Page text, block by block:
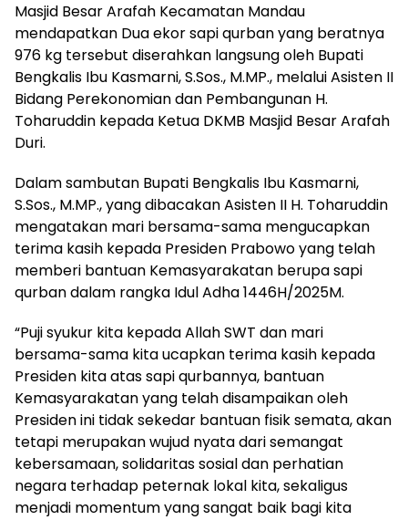
Masjid Besar Arafah Kecamatan Mandau
mendapatkan Dua ekor sapi qurban yang beratnya
976 kg tersebut diserahkan langsung oleh Bupati
Bengkalis Ibu Kasmarni, S.Sos., M.MP., melalui Asisten II
Bidang Perekonomian dan Pembangunan H.
Toharuddin kepada Ketua DKMB Masjid Besar Arafah
Duri.
Dalam sambutan Bupati Bengkalis Ibu Kasmarni,
S.Sos., M.MP., yang dibacakan Asisten II H. Toharuddin
mengatakan mari bersama-sama mengucapkan
terima kasih kepada Presiden Prabowo yang telah
memberi bantuan Kemasyarakatan berupa sapi
qurban dalam rangka Idul Adha 1446H/2025M.
“Puji syukur kita kepada Allah SWT dan mari
bersama-sama kita ucapkan terima kasih kepada
Presiden kita atas sapi qurbannya, bantuan
Kemasyarakatan yang telah disampaikan oleh
Presiden ini tidak sekedar bantuan fisik semata, akan
tetapi merupakan wujud nyata dari semangat
kebersamaan, solidaritas sosial dan perhatian
negara terhadap peternak lokal kita, sekaligus
menjadi momentum yang sangat baik bagi kita